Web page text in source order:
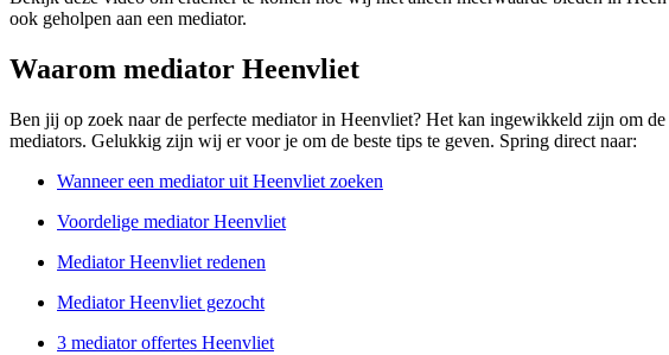
ook geholpen aan een mediator.
Waarom mediator Heenvliet
Ben jij op zoek naar de perfecte mediator in Heenvliet? Het kan ingewikkeld zijn om
mediators. Gelukkig zijn wij er voor je om de beste tips te geven. Spring direct naar:
Wanneer een mediator uit Heenvliet zoeken
Voordelige mediator Heenvliet
Mediator Heenvliet redenen
Mediator Heenvliet gezocht
3 mediator offertes Heenvliet